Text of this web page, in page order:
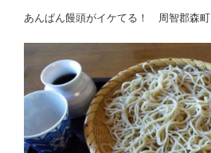
あんぱん饅頭がイケてる！ 周智郡森町